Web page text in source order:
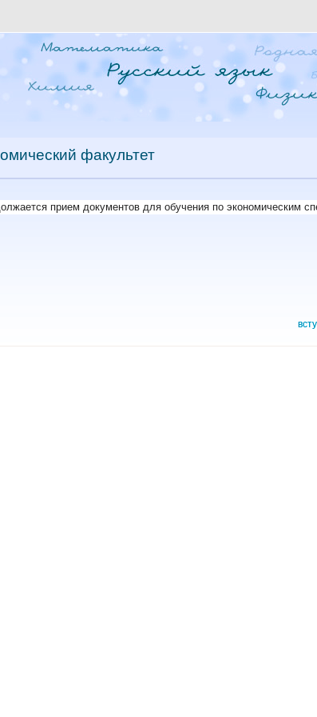
факультет
прием документов для обучения по экономическим